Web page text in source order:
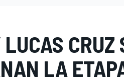
CRUZ
LA